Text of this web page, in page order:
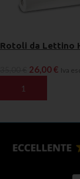
Rotoli da Lettino
26,00€ Iva
AGGIUNGI AL